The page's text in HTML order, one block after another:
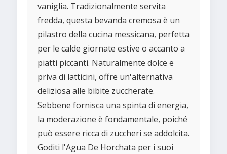
vaniglia. Tradizionalmente servita
fredda, questa bevanda cremosa è un
pilastro della cucina messicana, perfetta
per le calde giornate estive o accanto a
piatti piccanti. Naturalmente dolce e
priva di latticini, offre un'alternativa
deliziosa alle bibite zuccherate.
Sebbene fornisca una spinta di energia,
la moderazione è fondamentale, poiché
può essere ricca di zuccheri se addolcita.
Goditi l'Agua De Horchata per i suoi